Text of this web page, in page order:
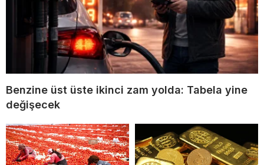
Benzine üst üste ikinci zam yolda: Tabela yine
değişecek